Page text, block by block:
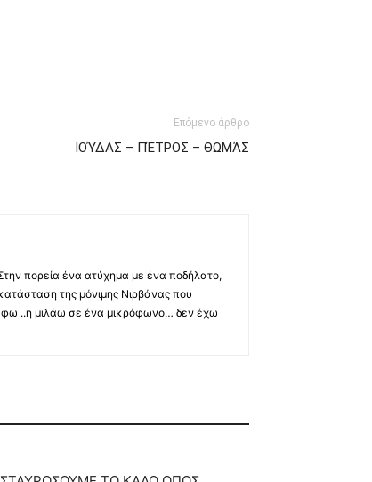
Επόμενο άρθρο
ΙΟΎΔΑΣ – ΠΈΤΡΟΣ – ΘΩΜΆΣ
πορεία ένα ατύχημα με ένα ποδήλατο,
της μόνιμης Νιρβάνας που
..η μιλάω σε ένα μικρόφωνο… δεν έχω